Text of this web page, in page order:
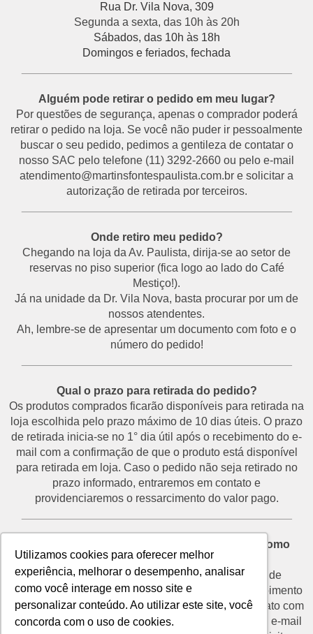
Utilizamos cookies para oferecer melhor
experiência, melhorar o desempenho, analisar
como você interage em nosso site e
personalizar conteúdo. Ao utilizar este site, você
concorda com o uso de cookies.
Rua Dr. Vila Nova, 309
Segunda a sexta, das 10h às 20h
Sábados, das 10h às 18h
Domingos e feriados, fechada
Alguém pode retirar o pedido em meu lugar?
Por questões de segurança, apenas o comprador poderá
retirar o pedido na loja. Se você não puder ir pessoalmente
buscar o seu pedido, pedimos a gentileza de contatar o
nosso SAC pelo telefone (11) 3292-2660 ou pelo e-mail
atendimento@martinsfontespaulista.com.br e solicitar a
autorização de retirada por terceiros.
Onde retiro meu pedido?
Chegando na loja da Av. Paulista, dirija-se ao setor de
reservas no piso superior (fica logo ao lado do Café
Mestiço!).
Já na unidade da Dr. Vila Nova, basta procurar por um de
nossos atendentes.
Ah, lembre-se de apresentar um documento com foto e o
número do pedido!
Qual o prazo para retirada do pedido?
Os produtos comprados ficarão disponíveis para retirada na
loja escolhida pelo prazo máximo de 10 dias úteis. O prazo
de retirada inicia-se no 1° dia útil após o recebimento do e-
mail com a confirmação de que o produto está disponível
para retirada em loja. Caso o pedido não seja retirado no
prazo informado, entraremos em contato e
providenciaremos o ressarcimento do valor pago.
Desisti do pedido e não vou retirá-lo na loja. Como
proceder?
O prazo para devolução de produtos por motivo de
desistência é de até 7 dias corridos a partir do recebimento
do e-mail de confirmação de retirada. Entre em contato com
o nosso SAC através do telefone (11) 3292-2660 ou e-mail